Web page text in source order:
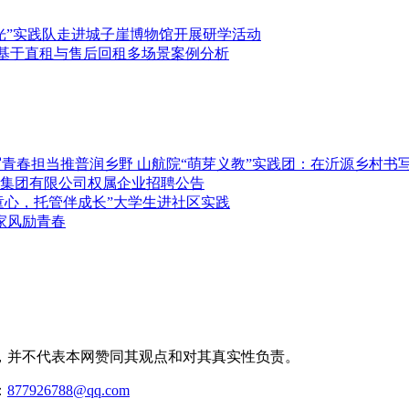
践队走进城子崖博物馆开展研学活动
于直租与售后回租多场景案例分析
推普润乡野 山航院“萌芽义教”实践团：在沂源乡村书
团有限公司权属企业招聘公告
心，托管伴成长”大学生进社区实践
风励青春
不代表本网赞同其观点和对其真实性负责。
877926788@qq.com